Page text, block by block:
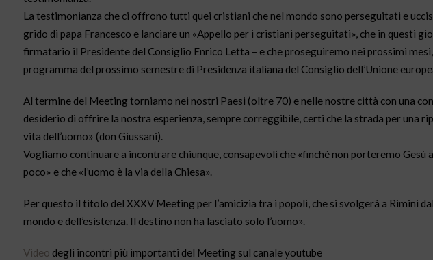
La testimonianza che ci offrono tutti quei cristiani che nel mondo sono perseguitati e
grido di papa Francesco e lanciare un «Appello per i cristiani perseguitati», che in questi
firmatario il Presidente del Consiglio Enrico Letta – e che proseguiremo nei prossimi
programma del prossimo semestre di Presidenza italiana del Consiglio dell’Unione
Al termine del Meeting torniamo nei nostri Paesi (oltre 70) e nelle nostre città con una
desiderio di offrire la nostra esperienza, sempre correggibile, certi che la strada per una
vita dell’uomo» (don Giussani).
Vogliamo continuare a incontrare chiunque, consapevoli che «finché non porteremo
poco» e che «l’uomo è la via della Chiesa».
Per questo il titolo del XXXV Meeting per l’amicizia tra i popoli, che si svolgerà a Rimini
mondo e dell’esistenza. Il destino non ha lasciato solo l’uomo».
Video degli incontri più importanti del Meeting sul canale youtube